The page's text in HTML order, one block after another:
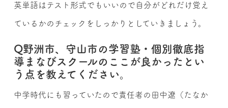
英単語はテスト形式でもいいので自分がどれだけ覚え
ているかのチェックをしっかりとしていきましょう。
Q野洲市、守山市の学習塾・個別徹底指
導まなびスクールのここが良かったとい
う点を教えてください。
中学時代にも習っていたので責任者の田中遼（たなか